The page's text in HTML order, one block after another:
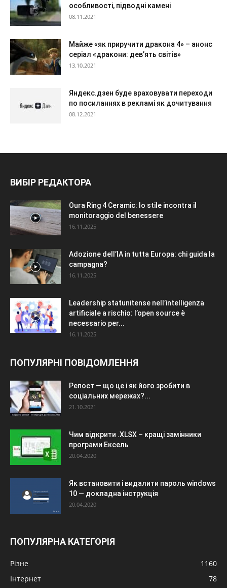
особливості, підводні камені
08.11.2021
Майже «як приручити дракона 4» – анонс
серіал «дракони: дев’ять світів»
13.10.2021
Яндекс.дзен буде враховувати переходи
по посиланнях в рекламі як дочитування
08.12.2021
ВИБІР РЕДАКТОРА
Oura Ring 4 Ceramic: lo stile incontra il
monitoraggio del benessere
16.11.2025
Adozione dell’IA in tutta Europa: chi guida la
campagna?
16.11.2025
Leadership statunitense nell’intelligenza
artificiale a rischio: l’open source è
necessario per...
16.11.2025
ПОПУЛЯРНІ ПОВІДОМЛЕННЯ
Репост — що це і як його зробити в
соціальних мережах?...
21.10.2021
Чим відкрити .XLSX – кращі замінники
програми Ексель
20.04.2020
Як встановити і видалити пароль windows
10 — докладна інструкція
20.04.2020
ПОПУЛЯРНА КАТЕГОРІЯ
Різне
1160
Інтернет
78